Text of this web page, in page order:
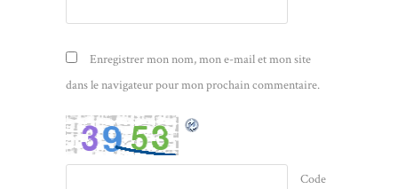
Enregistrer mon nom, mon e-mail et mon site
dans le navigateur pour mon prochain commentaire.
Code